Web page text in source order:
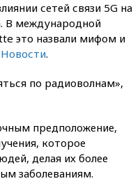
сетей связи 5G на
В международной
это назвали мифом и
.
по радиоволнам»,
предположение,
которое
делая их более
заболеваниям.